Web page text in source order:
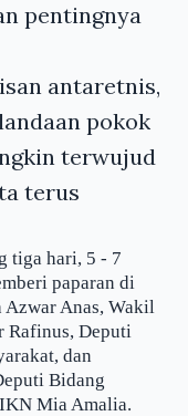
pentingnya
antaretnis,
pokok
terwujud
terus
tiga hari, 5 - 7
paparan di
Azwar Anas, Wakil
Rafinus, Deputi
dan
Bidang
Mia Amalia.